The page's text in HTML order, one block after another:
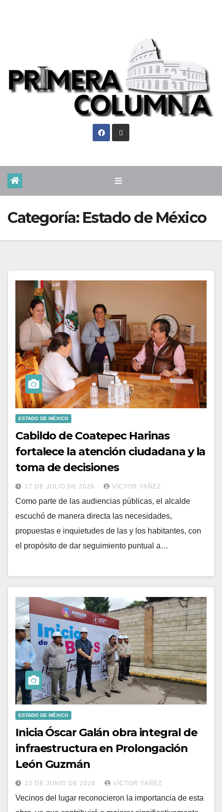
Categoría: Estado de México
ESTADO DE MÉXICO
Cabildo de Coatepec Harinas
fortalece la atención ciudadana y la
toma de decisiones
17 DE JULIO DE 2026 VÍCTOR YAÑEZ
Como parte de las audiencias públicas, el alcalde
escuchó de manera directa las necesidades,
propuestas e inquietudes de las y los habitantes, con
el propósito de dar seguimiento puntual a…
ESTADO DE MÉXICO
Inicia Óscar Galán obra integral de
infraestructura en Prolongación
León Guzmán
25 DE JUNIO DE 2026 VÍCTOR YAÑEZ
Vecinos del lugar reconocieron la importancia de esta